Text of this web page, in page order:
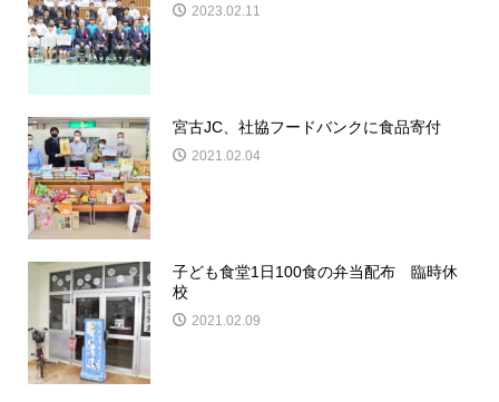
2023.02.11
宮古JC、社協フードバンクに食品寄付
2021.02.04
子ども食堂1日100食の弁当配布 臨時休
校
2021.02.09